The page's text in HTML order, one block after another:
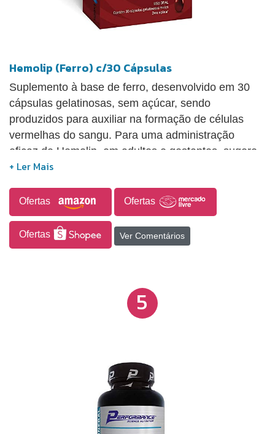
Hemolip (Ferro) c/30 Cápsulas
Suplemento à base de ferro, desenvolvido em 30
cápsulas gelatinosas, sem açúcar, sendo
produzidos para auxiliar na formação de células
vermelhas do sangu. Para uma administração
eficaz de Hemolip, em adultos e gestantes, sugere-
se a ingestão de uma cápsula ao dia ou conforme
Ofertas Ofertas
Ofertas Ver Comentários
5